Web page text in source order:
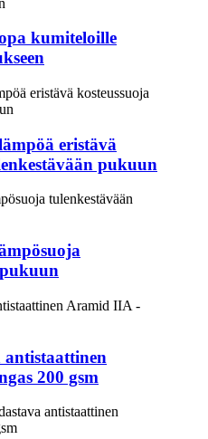
kumiteloille
eristävä
pukuun
antistaattinen
200 gsm